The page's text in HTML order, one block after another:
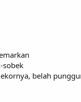
sobek
belah